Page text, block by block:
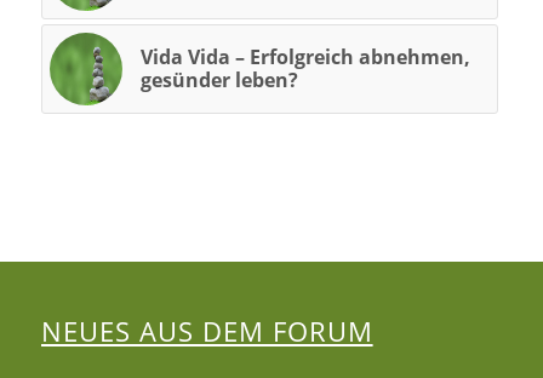
Vida Vida – Erfolgreich abnehmen,
gesünder leben?
NEUES AUS DEM FORUM